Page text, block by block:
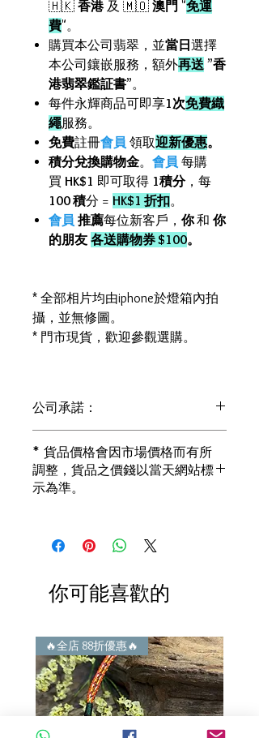
🇭🇰 香港及 🇲🇴 澳門 "免運
費"。
購買本公司翡翠，並當日 選擇
本公司鑲嵌服務，額外再送 ”香
港翡翠鑑証書”。
每件永輝商品可即享1次免費織
繩服務。
免費註冊會員 領取迎新優惠。
積分兌換購物金。 會員 每購
買 HK$1 即可取得 1積分，每
100 積分 = HK$1 折扣。
會員 推薦每位新客戶， 你和 你
的朋友 各送購物券 $100。
* 全部相片均由iphone於燈箱內拍
攝，並無修圖。
* 門市現貨，歡迎參觀選購。
公司承諾：
冇加色！冇化妝！
i) 所有已鑲玉器珠寶丶玉鐲丶擺件皆 奉
送 [香港翡翠鑑証書]
i) 成色足。冇鍍金！冇包金！冇假金！
3) 顧客所花費一分一毫全部都是珠寶本
i) 無佣金！無租金！無買手費！真真正
正行內批發價。
謝絕紙上談兵。
* 貨品價格會因市場價格而有所
調整，貨品之價錢以當天網站標
示為準。
你可能喜歡的
🔥全店 88折優惠🔥